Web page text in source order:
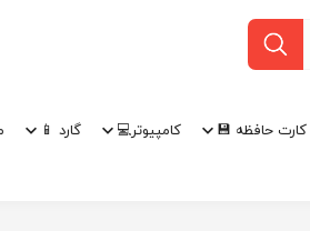
کارت حافظه 💾 کامپیوتر💻 گارد 📱